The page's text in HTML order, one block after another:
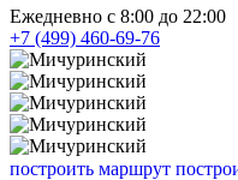
Ежедневно с 8:00 до 22:00
+7 (499) 460-69-76
построить маршрут